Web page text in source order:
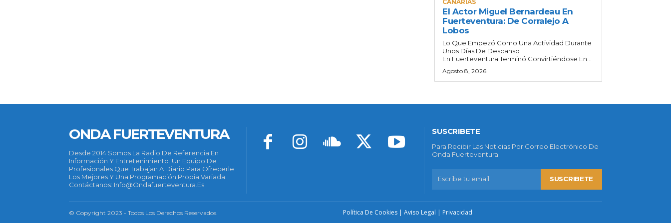
CANARIAS
El Actor Miguel Bernardeau En
Fuerteventura: De Corralejo A
Lobos
Lo Que Empezó Como Una Actividad Durante
Unos Días De Descanso
En Fuerteventura Terminó Convirtiéndose En...
Agosto 8, 2026
ONDA FUERTEVENTURA
Desde 2014 Somos La Radio De Referencia En
Información Y Entretenimiento. Un Equipo De
Profesionales Que Trabajan A Diario Para Ofrecerle
Los Mejores Y Una Programación Propia Variada.
Contáctanos: Info@ondafuerteventura.es
SUSCRIBETE
Para Recibir Las Noticias Por Correo Electrónico De
Onda Fuerteventura.
SUSCRIBETE
© Copyright 2023 - Todos Los Derechos Reservados. Política De Cookies | Aviso Legal | Privacidad